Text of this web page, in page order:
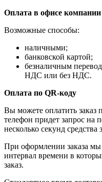
Оплата в офисе компании
Возможные способы:
наличными;
банковской картой;
безналичным
НДС или без НДС.
Оплата по QR-коду
Вы можете оплатить заказ
телефон придет запрос на
несколько секунд средства
При оформлении заказа мы
интервал времени в
заказ.